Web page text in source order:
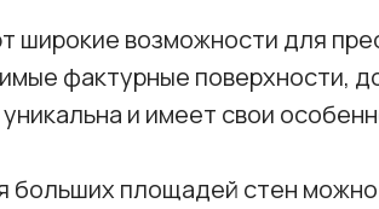
широкие возможности для
фактурные поверхности,
и имеет свои
площадей стен можно